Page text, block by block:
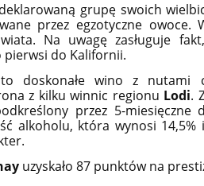
grupę swoich
przez egzotyczne owoce.
Na uwagę zasługuje
pierwsi do Kalifornii.
to doskonałe wino z nutami
z kilku winnic regionu Lodi.
przez 5-
alkoholu, która wynosi
uzyskało 87 punktów na